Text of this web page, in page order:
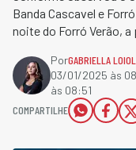
Banda Cascavel e
noite do Forró Verão, a
PorGABRIELLA
03/01/2025 às
às 08:51
COMPARTILHE